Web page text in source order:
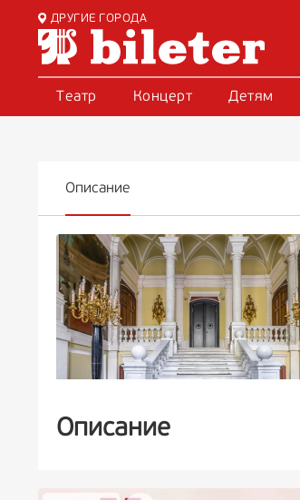
ДРУГИЕ ГОРОДА
Театр Концерт Детям
Описание
Описание